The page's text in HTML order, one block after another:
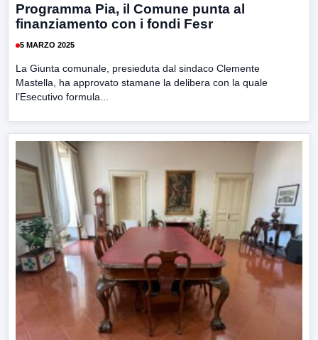
Programma Pia, il Comune punta al
finanziamento con i fondi Fesr
5 MARZO 2025
La Giunta comunale, presieduta dal sindaco Clemente
Mastella, ha approvato stamane la delibera con la quale
l’Esecutivo formula...